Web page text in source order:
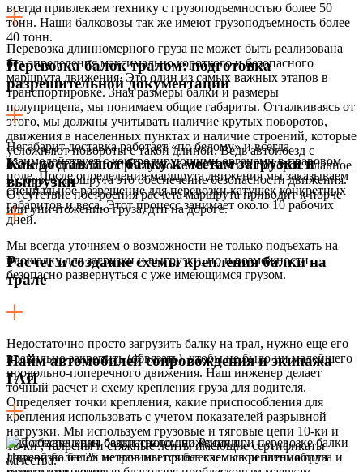
всегда привлекаем технику с грузоподъемностью более 50
тонн. Наши балковозы так же имеют грузоподъемность более
40 тонн.
Перевозка длинномерного груза не может быть реализована
без определения максимально короткого и безопасного
маршрута движения. Это один из самых важных этапов в
транспортировке. Зная размеры балки и размеры
полуприцепа, мы понимаем общие габариты. Отталкиваясь от
этого, мы должны учитывать наличие крутых поворотов,
движения в населенных пунктах и наличие строений, которые
усложняют повороты с такой длиной. Ведь автопоезд с
большой длиной попросту может не зайти в поворот. Главное
в сюрвее маршрута это обеспечение безопасности движения.
Отсутствие построения расчета маршрута приводит к порче
или уничтожению груза, дтп на дороге.
Перевозка балок тралом: подготовка
разрешительной документации
Негабарит доставка работает «по белому» и всегда
взаимодействует с контролирующими органами в правовом
поле. После определения маршрута движения мы заказываем
специальное разрешение для перевозки катушек конкретных
габаритов и веса. Этот процесс занимает около 10 рабочих
дней.
Как доставляют балку к местам загрузки и
выгрузки
Мы всегда уточняем о возможности не только подъехать на
площадку для загрузки и выгрузки, но и возможности
безопасно развернуться с уже имеющимся грузом.
Расчет и создание схемы крепления балки на
трале
Недостаточно просто загрузить балку на трал, нужно еще его
правильно закрепить (обвязать), чтобы не было ни малейшего
продольно-поперечного движения. Наш инженер делает
точный расчет и схему крепления груза для водителя.
Определяет точки крепления, какие приспособления для
крепления использовать с учетом показателей разрывной
нагрузки. Мы используем грузовые и тяговые цепи 10-ки и
13-ки , талрепы и стяжные ленты имеющие сертификаты
качества.
Найм автомобилей сопровождения и экипажа
ГАИ
Для обеспечения безопасного движения при перевозке балки
длиной более 25 метров мы привлекаем свои автомобили
Перевозка балок не начинается без схемы крепления груза и